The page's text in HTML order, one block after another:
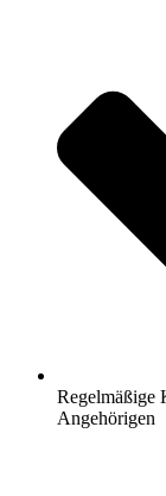
Regelmäßige
Angehörigen